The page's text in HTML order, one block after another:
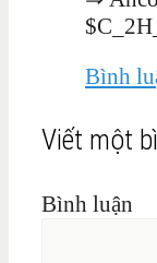
Bình
Viết một
Bình luận